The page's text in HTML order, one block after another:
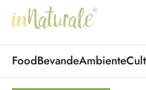
FoodBevandeAmbiente